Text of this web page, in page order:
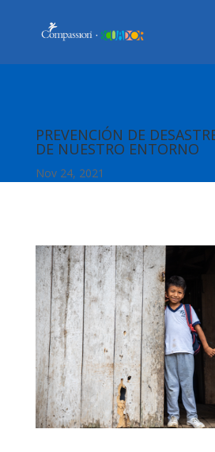
PREVENCIÓN DE
DE NUESTRO ENTORNO
Nov 24, 2021